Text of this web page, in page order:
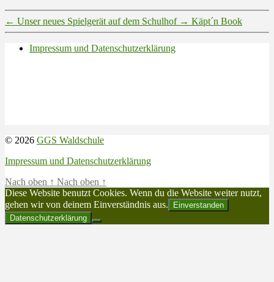
← Unser neues Spielgerät auf dem Schulhof → Käpt´n Book
Impressum und Datenschutzerklärung
© 2026 GGS Waldschule
Impressum und Datenschutzerklärung
Nach oben ↑ Nach oben ↑
Diese Website benutzt Cookies. Wenn du die Website weiter nutzt,
gehen wir von deinem Einverständnis aus.
Einverstanden
Datenschutzerklärung